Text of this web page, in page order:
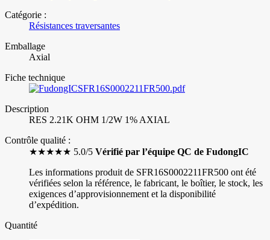
Catégorie :
Résistances traversantes
Emballage
Axial
Fiche technique
SFR16S0002211FR500.pdf
Description
RES 2.21K OHM 1/2W 1% AXIAL
Contrôle qualité :
★★★★★ 5.0/5 Vérifié par l’équipe QC de FudongIC
Les informations produit de SFR16S0002211FR500 ont été
vérifiées selon la référence, le fabricant, le boîtier, le stock, les
exigences d’approvisionnement et la disponibilité
d’expédition.
Quantité